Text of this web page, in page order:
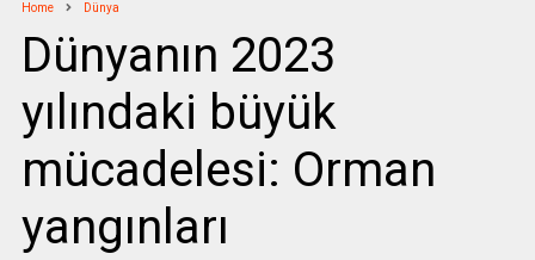
Home Dünya
Dünyanın 2023
yılındaki büyük
mücadelesi: Orman
yangınları